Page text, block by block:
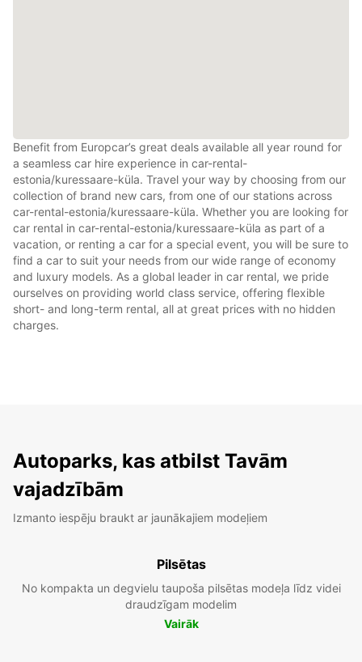
Benefit from Europcar’s great deals available all year round for
a seamless car hire experience in car-rental-
estonia/kuressaare-küla. Travel your way by choosing from our
collection of brand new cars, from one of our stations across
car-rental-estonia/kuressaare-küla. Whether you are looking for
car rental in car-rental-estonia/kuressaare-küla as part of a
vacation, or renting a car for a special event, you will be sure to
find a car to suit your needs from our wide range of economy
and luxury models. As a global leader in car rental, we pride
ourselves on providing world class service, offering flexible
short- and long-term rental, all at great prices with no hidden
charges.
Autoparks, kas atbilst Tavām
vajadzībām
Izmanto iespēju braukt ar jaunākajiem modeļiem
Pilsētas
No kompakta un degvielu taupoša pilsētas modeļa līdz videi
draudzīgam modelim
Vairāk